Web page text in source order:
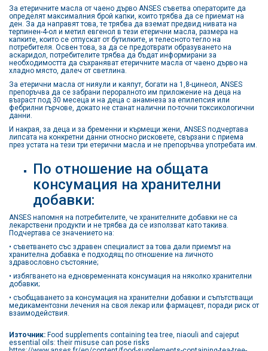
За етеричните масла от чаено дърво ANSES съветва операторите да
определят максималния брой капки, които трябва да се приемат на
ден. За да направят това, те трябва да вземат предвид нивата на
терпинен-4-ол и метил евгенол в тези етерични масла, размера на
капките, които се отпускат от бутилките, и телесното тегло на
потребителя. Освен това, за да се предотврати образуването на
аскаридол, потребителите трябва да бъдат информирани за
необходимостта да съхраняват етеричните масла от чаено дърво на
хладно място, далеч от светлина.
За етерични масла от нияули и каяпут, богати на 1,8-цинеол, ANSES
препоръчва да се забрани пероралното им приложение на деца на
възраст под 30 месеца и на деца с анамнеза за епилепсия или
фебрилни гърчове, докато не станат налични по-точни токсикологични
данни.
И накрая, за деца и за бременни и кърмещи жени, ANSES подчертава
липсата на конкретни данни относно рисковете, свързани с приема
през устата на тези три етерични масла и не препоръчва употребата им.
По отношение на общата
консумация на хранителни
добавки:
ANSES напомня на потребителите, че хранителните добавки не са
лекарствени продукти и не трябва да се използват като такива.
Подчертава се значението на:
• съветването със здравен специалист за това дали приемът на
хранителна добавка е подходящ по отношение на личното
здравословно състояние;
• избягването на едновременната консумация на няколко хранителни
добавки;
• съобщаването за консумация на хранителни добавки и съпътстващи
медикаментозни лечения на своя лекар или фармацевт, поради риск от
взаимодействия.
Източник: Food supplements containing tea tree, niaouli and cajeput
essential oils: their misuse can pose risks